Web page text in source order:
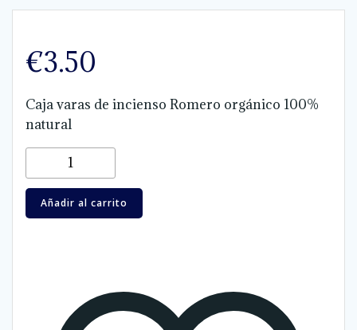
€3.50
Caja varas de incienso Romero orgánico 100%
natural
varas
de
incienso
cantidad
Añadir al carrito